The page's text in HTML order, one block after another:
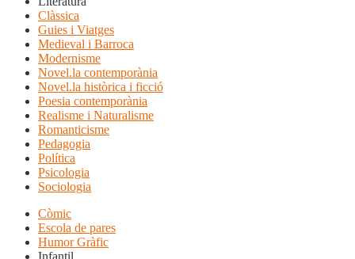
Clàssica
Guies i Viatges
Medieval i Barroca
Modernisme
Novel.la contemporània
Novel.la històrica i ficció
Poesia contemporània
Realisme i Naturalisme
Romanticisme
Pedagogia
Política
Psicologia
Sociologia
Còmic
Escola de pares
Humor Gràfic
Infantil